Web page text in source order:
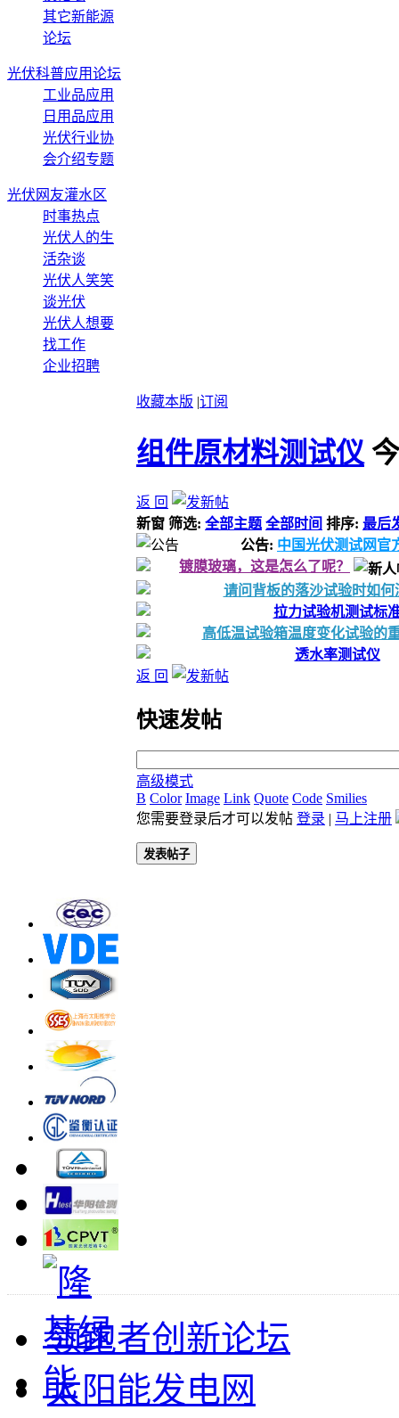
其它新能源
论坛
光伏科普应用论坛
工业品应用
日用品应用
光伏行业协
会介绍专题
光伏网友灌水区
时事热点
光伏人的生
活杂谈
光伏人笑笑
谈光伏
光伏人想要
找工作
企业招聘
收藏本版 |订阅
组件原材料测试仪
返 回
新窗 筛选: 全部主题 全部时间 排序: 最后
公告: 中国光伏测试网官
镀膜玻璃，这是怎么了呢？
请问背板的落沙试验时如何
拉力试验机测试标
高低温试验箱温度变化试验的
透水率测试仪
返 回
快速发帖
高级模式
B Color Image Link Quote Code Smilies
您需要登录后才可以发帖 登录 | 马上注册
发表帖子
领跑者创新论坛
太阳能发电网